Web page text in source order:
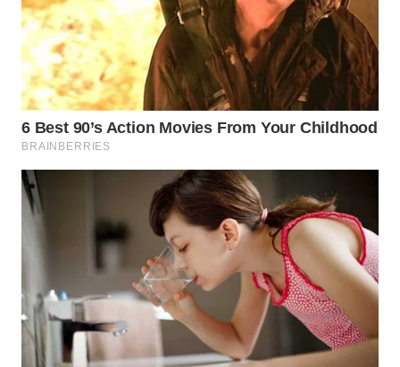
WN
KEPULAUAN
SERIBU
WN
TANGERANG
BINJAI
WN
INDRAMAYU